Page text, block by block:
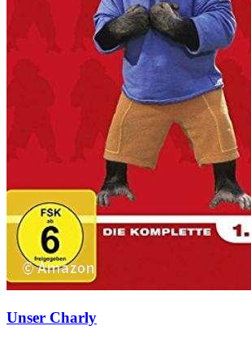
Unser Charly